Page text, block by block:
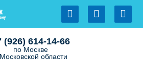
(926) 614-14-66
по Москве
области